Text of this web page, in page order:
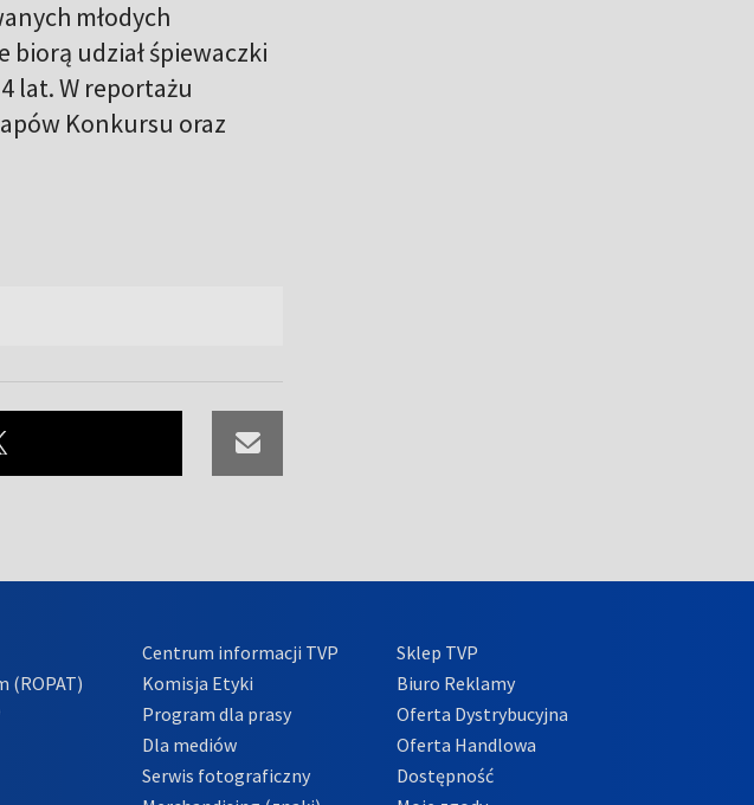
młodych
udział śpiewaczki
lat. W reportażu
Konkursu oraz
(ROPAT)
Centrum informacji TVP
Komisja Etyki
Program dla prasy
Dla mediów
Serwis fotograficzny
Sklep TVP
Biuro Reklamy
Oferta Dystrybucyjna
Oferta Handlowa
Dostępność